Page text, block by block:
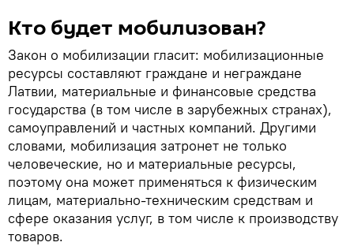
Кто будет мобилизован?
Закон о мобилизации гласит: мобилизационные
ресурсы составляют граждане и неграждане
Латвии, материальные и финансовые средства
государства (в том числе в зарубежных странах),
самоуправлений и частных компаний. Другими
словами, мобилизация затронет не только
человеческие, но и материальные ресурсы,
поэтому она может применяться к физическим
лицам, материально-техническим средствам и
сфере оказания услуг, в том числе к производству
товаров.